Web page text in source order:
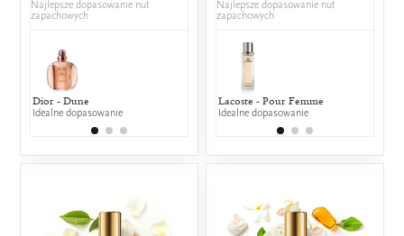
Najlepsze dopasowanie nut
zapachowych
Dior - Dune
Idealne dopasowanie
Jean Paul Gaultier - Classique
50% wspólnych nut zapachowych
Najlepsze dopasowanie nut
zapachowych
Lacoste - Pour Femme
Idealne dopasowanie